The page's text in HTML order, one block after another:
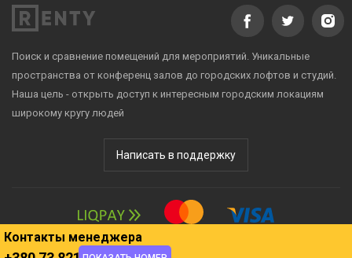
Контакты менеджера
Поиск и сравнение помещений для мероприятий. Уникальные
пространства от конференц залов до городских лофтов и студий.
Наша цель - открыть доступ к интересным городским локациям
широкому кругу людей
Написать в поддержку